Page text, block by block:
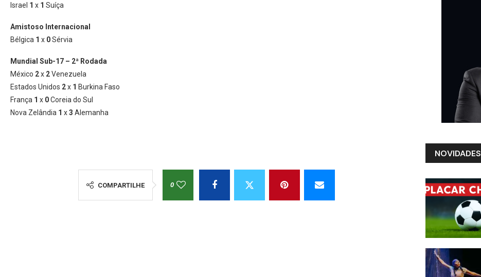
Israel 1 x 1 Suíça
Amistoso Internacional
Bélgica 1 x 0Sérvia
Mundial Sub-17 – 2ª Rodada
México 2x 2Venezuela
Estados Unidos 2x 1 Burkina Faso
França 1 x 0Coreia do Sul
Nova Zelândia 1 x3 Alemanha
COMPARTILHE 0
NOVIDADES